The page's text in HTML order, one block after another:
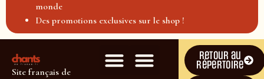
monde
Des promotions exclusives sur le shop !
Site français de
Retour au
répertoire